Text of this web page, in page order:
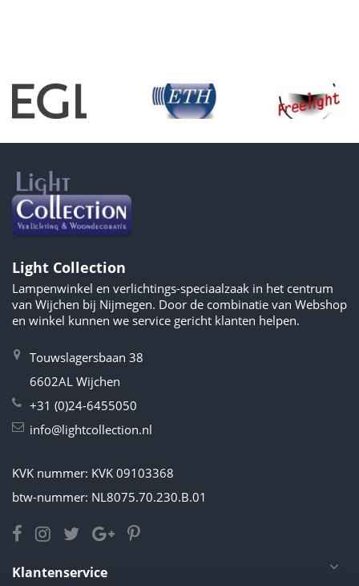
Light Collection
Lampenwinkel en verlichtings-speciaalzaak in het centrum
van Wijchen bij Nijmegen. Door de combinatie van Webshop
en winkel kunnen we service gericht klanten helpen.
Touwslagersbaan 38
6602AL Wijchen
+31 (0)24-6455050
info@lightcollection.nl
KVK nummer: KVK 09103368
btw-nummer: NL8075.70.230.B.01
Klantenservice